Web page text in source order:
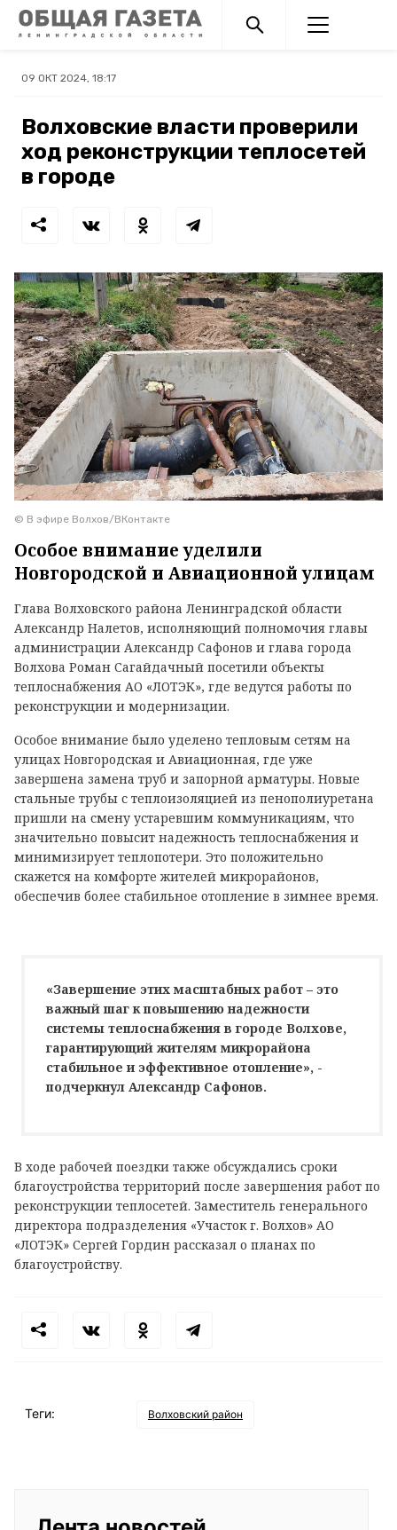
09 ОКТ 2024, 18:17
Волховские власти проверили
ход реконструкции теплосетей
в городе
© В эфире Волхов/ВКонтакте
Особое внимание уделили
Новгородской и Авиационной улицам
Глава Волховского района Ленинградской области
Александр Налетов, исполняющий полномочия главы
администрации Александр Сафонов и глава города
Волхова Роман Сагайдачный посетили объекты
теплоснабжения АО «ЛОТЭК», где ведутся работы по
реконструкции и модернизации.
Особое внимание было уделено тепловым сетям на
улицах Новгородская и Авиационная, где уже
завершена замена труб и запорной арматуры. Новые
стальные трубы с теплоизоляцией из пенополиуретана
пришли на смену устаревшим коммуникациям, что
значительно повысит надежность теплоснабжения и
минимизирует теплопотери. Это положительно
скажется на комфорте жителей микрорайонов,
обеспечив более стабильное отопление в зимнее время.
«Завершение этих масштабных работ – это
важный шаг к повышению надежности
системы теплоснабжения в городе Волхове,
гарантирующий жителям микрорайона
стабильное и эффективное отопление», -
подчеркнул Александр Сафонов.
В ходе рабочей поездки также обсуждались сроки
благоустройства территорий после завершения работ по
реконструкции теплосетей. Заместитель генерального
директора подразделения «Участок г. Волхов» АО
«ЛОТЭК» Сергей Гордин рассказал о планах по
благоустройству.
Теги: Волховский район